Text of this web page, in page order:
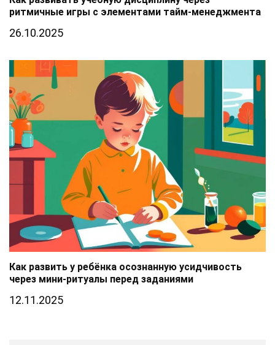
ритмичные игры с элементами тайм-менеджмента
26.10.2025
Как развить у ребёнка осознанную усидчивость
через мини-ритуалы перед заданиями
12.11.2025